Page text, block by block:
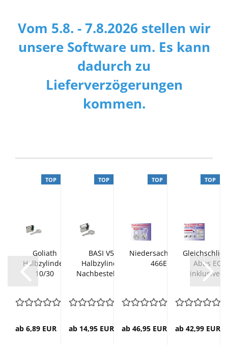
Vom 5.8. - 7.8.2026 stellen wir
unsere Software um. Es kann
dadurch zu
Lieferverzögerungen
kommen.
TOP
Goliath
Halbzylinder
10/30
ab 6,89 EUR
TOP
BASI V50
Halbzylinder
Nachbestellung
ab 14,95 EUR
TOP
Niedersachsenschloß
466ER/60
ab 46,95 EUR
TOP
Abus
inklusive
ab 42,99 EUR